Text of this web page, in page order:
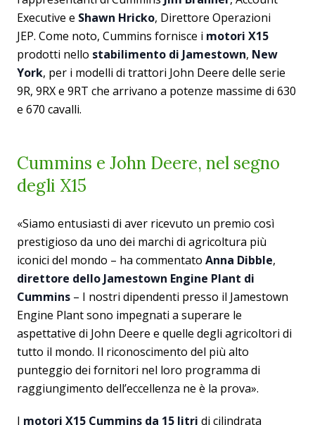
Executive e Shawn Hricko, Direttore Operazioni
JEP. Come noto, Cummins fornisce i motori X15
prodotti nello stabilimento di Jamestown, New
York, per i modelli di trattori John Deere delle serie
9R, 9RX e 9RT che arrivano a potenze massime di 630
e 670 cavalli.
Cummins e John Deere, nel segno
degli X15
«Siamo entusiasti di aver ricevuto un premio così
prestigioso da uno dei marchi di agricoltura più
iconici del mondo – ha commentato Anna Dibble,
direttore dello Jamestown Engine Plant di
Cummins – I nostri dipendenti presso il Jamestown
Engine Plant sono impegnati a superare le
aspettative di John Deere e quelle degli agricoltori di
tutto il mondo. Il riconoscimento del più alto
punteggio dei fornitori nel loro programma di
raggiungimento dell’eccellenza ne è la prova».
I motori X15 Cummins da 15 litri di cilindrata